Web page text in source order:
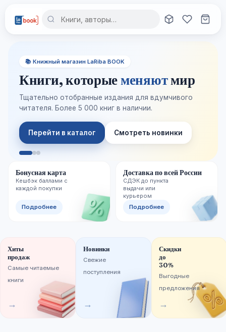
📚 Книжный магазин LaRiba BOOK
Книги, которыеменяютмир
Тщательно отобранные издания для вдумчивого
читателя. Более 5 000 книг в наличии.
Перейти в каталог Смотреть новинки
Бонусная карта
Кешбэк баллами с
каждой покупки
Подробнее
Доставка по всей России
СДЭК до пункта
выдачи или
курьером
Подробнее
Хиты
продаж
Самые читаемые
книги
→
Новинки
Свежие
поступления
→
Скидки
до
30%
Выгодные
предложения
→